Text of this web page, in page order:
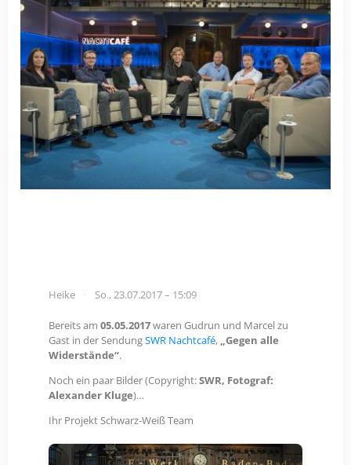
Heike So., 23.07.2017 – 15:09
Bereits am05.05.2017waren Gudrun und Marcel zu
Gast in der SendungSWR Nachtcafé, „Gegen alle
Widerstände“.
Noch ein paar Bilder (Copyright:SWR, Fotograf:
Alexander Kluge)…
Ihr Projekt Schwarz-Weiß Team